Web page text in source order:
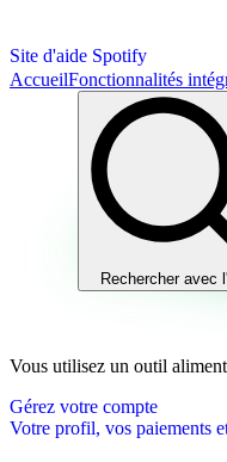
Site d'aide Spotify
AccueilFonctionnalités
Rechercher avec
Vous utilisez un outil
Gérez votre compte
Votre profil, vos paiements